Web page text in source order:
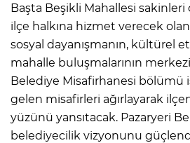
Başta Beşikli Mahallesi
ilçe halkına hizmet verecek
sosyal dayanışmanın, kültürel
mahalle buluşmalarının
Belediye Misafirhanesi bölümü
gelen misafirleri ağırlayarak
yüzünü yansıtacak. Pazaryeri
belediyecilik vizyonunu